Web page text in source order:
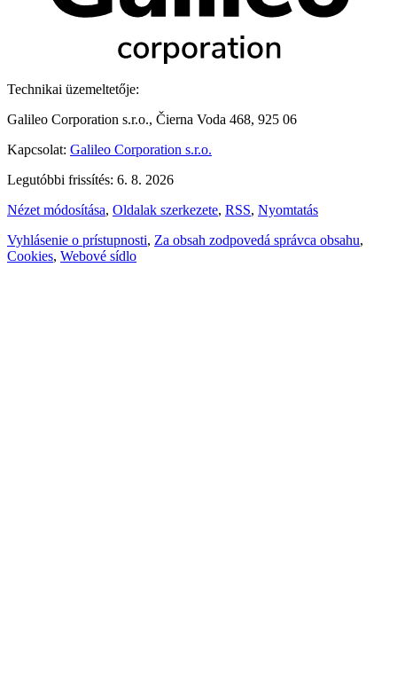
Technikai üzemeltetője:
Galileo Corporation s.r.o., Čierna Voda 468, 925 06
Kapcsolat: Galileo Corporation s.r.o.
Legutóbbi frissítés: 6. 8. 2026
Nézet módosítása, Oldalak szerkezete, RSS, Nyomtatás
Vyhlásenie o prístupnosti, Za obsah zodpovedá správca obsahu,
Cookies, Webové sídlo